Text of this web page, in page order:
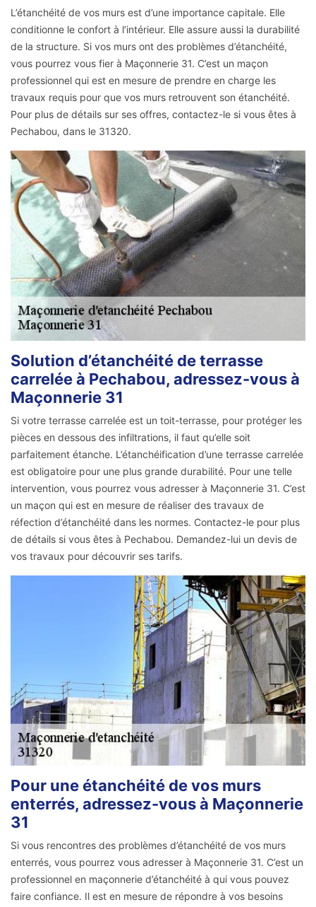
L’étanchéité de vos murs est d’une importance capitale. Elle
conditionne le confort à l’intérieur. Elle assure aussi la durabilité
de la structure. Si vos murs ont des problèmes d’étanchéité,
vous pourrez vous fier à Maçonnerie 31. C’est un maçon
professionnel qui est en mesure de prendre en charge les
travaux requis pour que vos murs retrouvent son étanchéité.
Pour plus de détails sur ses offres, contactez-le si vous êtes à
Pechabou, dans le 31320.
Solution d’étanchéité de terrasse
carrelée à Pechabou, adressez-vous à
Maçonnerie 31
Si votre terrasse carrelée est un toit-terrasse, pour protéger les
pièces en dessous des infiltrations, il faut qu’elle soit
parfaitement étanche. L’étanchéification d’une terrasse carrelée
est obligatoire pour une plus grande durabilité. Pour une telle
intervention, vous pourrez vous adresser à Maçonnerie 31. C’est
un maçon qui est en mesure de réaliser des travaux de
réfection d’étanchéité dans les normes. Contactez-le pour plus
de détails si vous êtes à Pechabou. Demandez-lui un devis de
vos travaux pour découvrir ses tarifs.
Pour une étanchéité de vos murs
enterrés, adressez-vous à Maçonnerie
31
Si vous rencontres des problèmes d’étanchéité de vos murs
enterrés, vous pourrez vous adresser à Maçonnerie 31. C’est un
professionnel en maçonnerie d’étanchéité à qui vous pouvez
faire confiance. Il est en mesure de répondre à vos besoins